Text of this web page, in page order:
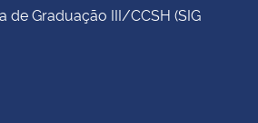
de Graduação III/CCSH (SIG